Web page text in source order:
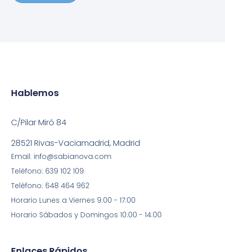
Hablemos
C/Pilar Miró 84
28521 Rivas-Vaciamadrid, Madrid
Email: info@sabianova.com
Teléfono: 639 102 109
Teléfono: 648 464 962
Horario Lunes a Viernes 9:00 - 17:00
Horario Sábados y Domingos 10:00 - 14:00